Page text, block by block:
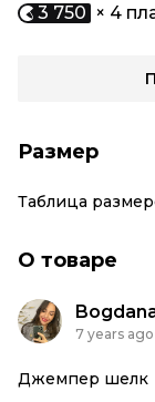
3 750 × 4
Размер
Таблица
О товаре
7 years
Джемпер шелк